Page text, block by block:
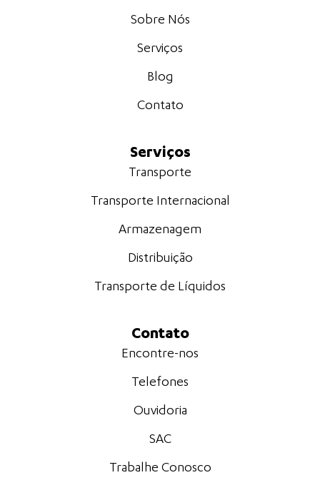
Sobre Nós
Serviços
Blog
Contato
Serviços
Transporte
Transporte Internacional
Armazenagem
Distribuição
Transporte de Líquidos
Contato
Encontre-nos
Telefones
Ouvidoria
SAC
Trabalhe Conosco